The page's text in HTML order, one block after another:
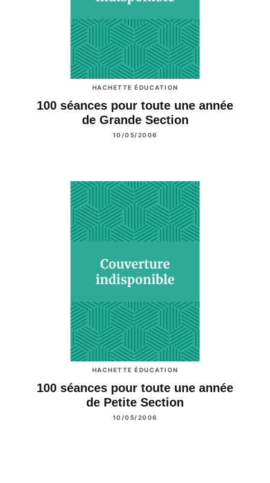
HACHETTE ÉDUCATION
100 séances pour toute une année
de Grande Section
10/05/2006
HACHETTE ÉDUCATION
100 séances pour toute une année
de Petite Section
10/05/2006